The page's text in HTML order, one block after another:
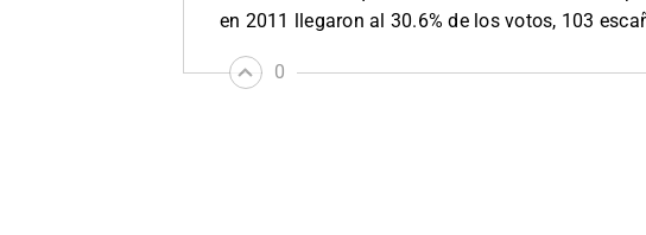
en 2011 llegaron al 30.6% de los votos, 103
0